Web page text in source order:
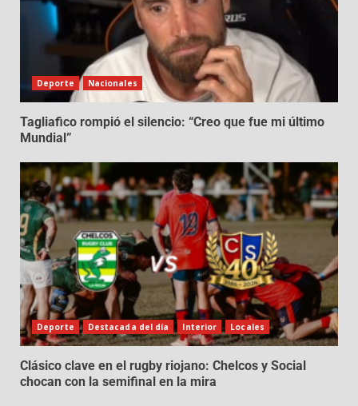
Deporte Nacionales
Tagliafico rompió el silencio: “Creo que fue mi último
Mundial”
Deporte Destacada del día Interior Locales
Clásico clave en el rugby riojano: Chelcos y Social
chocan con la semifinal en la mira